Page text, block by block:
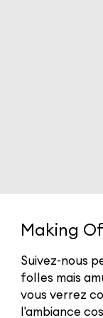
Making Of
Suivez-nous
folles mais
vous verrez
l'ambiance